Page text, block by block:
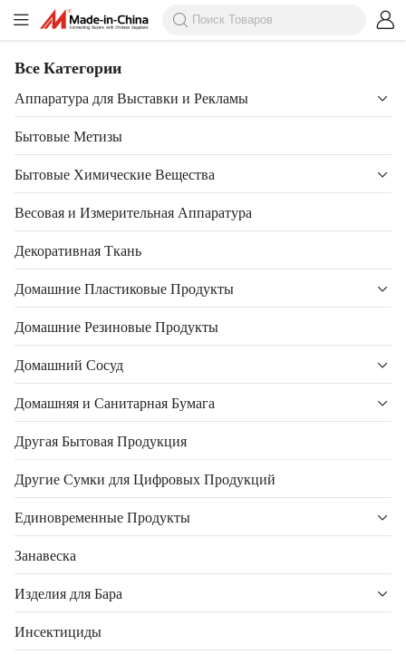
Все Категории
Аппаратура для Выставки и Рекламы
Бытовые Метизы
Бытовые Химические Вещества
Весовая и Измерительная Аппаратура
Декоративная Ткань
Домашние Пластиковые Продукты
Домашние Резиновые Продукты
Домашний Сосуд
Домашняя и Санитарная Бумага
Другая Бытовая Продукция
Другие Сумки для Цифровых Продукций
Единовременные Продукты
Занавеска
Изделия для Бара
Инсектициды